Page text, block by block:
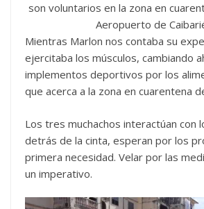
son voluntarios en la zona en
Aeropuerto de
Mientras Marlon nos contaba su
ejercitaba los músculos, cambiando
implementos deportivos por los
que acerca a la zona en cuarentena
Los tres muchachos interactúan con
detrás de la cinta, esperan por los
primera necesidad. Velar por las
un imperativo.